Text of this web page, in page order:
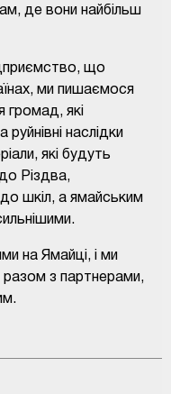
де вони найбільш
що
ми пишаємося
які
наслідки
які будуть
Різдва,
шкіл, а ямайським
на Ямайці, і ми
разом з партнерами,